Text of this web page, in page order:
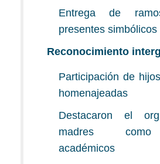
Entrega de
presentes simbólicos
Reconocimiento
Participación de
homenajeadas
Destacaron el
madres como
académicos